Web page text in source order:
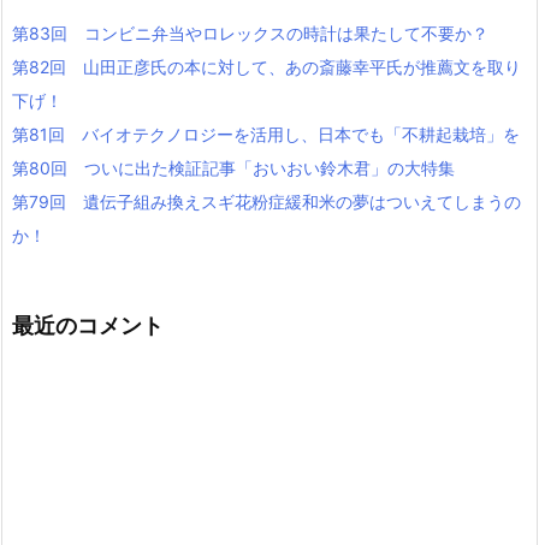
第83回 コンビニ弁当やロレックスの時計は果たして不要か？
第82回 山田正彦氏の本に対して、あの斎藤幸平氏が推薦文を取り
下げ！
第81回 バイオテクノロジーを活用し、日本でも「不耕起栽培」を
第80回 ついに出た検証記事「おいおい鈴木君」の大特集
第79回 遺伝子組み換えスギ花粉症緩和米の夢はついえてしまうの
か！
最近のコメント